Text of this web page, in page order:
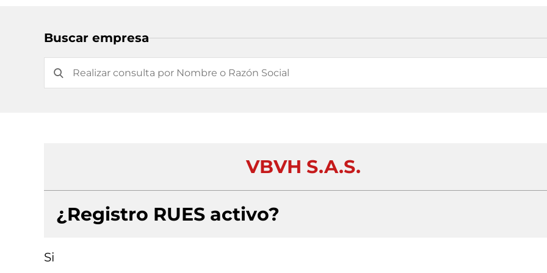
Buscar empresa
VBVH S.A.S.
¿Registro RUES activo?
Si